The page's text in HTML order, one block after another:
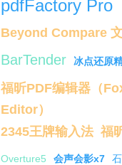
pdfFactory Pro
Beyond Compare
BarTender 冰点还原
福昕PDF编辑器（
Editor）
2345王牌输入法 福
Overture5 会声会影x7